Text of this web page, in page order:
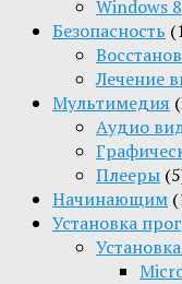
Windows
Безопасность
Лечение
Мультимедия
Aудио
Плееры
Начинающим
Установка